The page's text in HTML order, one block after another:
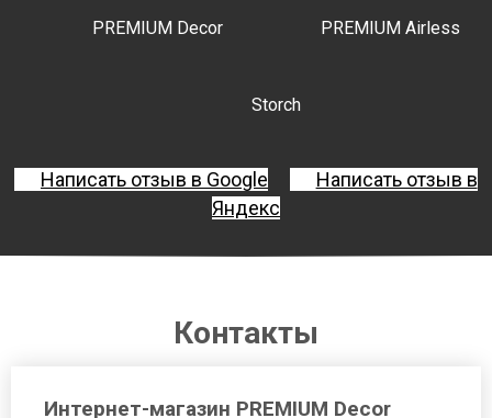
PREMIUM Decor PREMIUM Airless
Storch
Написать отзыв в Google
Написать отзыв в
Яндекс
Контакты
Интернет-магазин PREMIUM Decor